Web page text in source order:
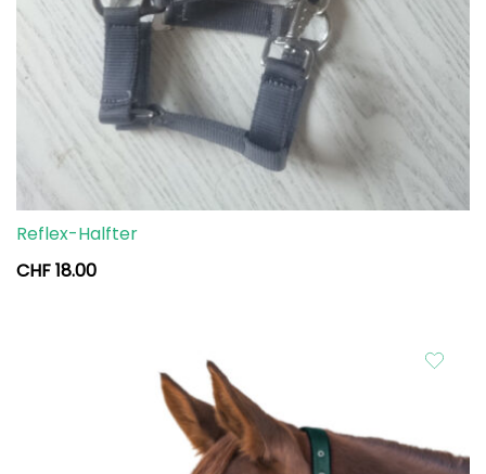
Reflex-Halfter
CHF18.00